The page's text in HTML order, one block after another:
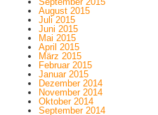
August 2015
Juli 2015
Juni 2015
Mai 2015
April 2015
März 2015
Februar 2015
Januar 2015
Dezember 2014
November 2014
Oktober 2014
September 2014